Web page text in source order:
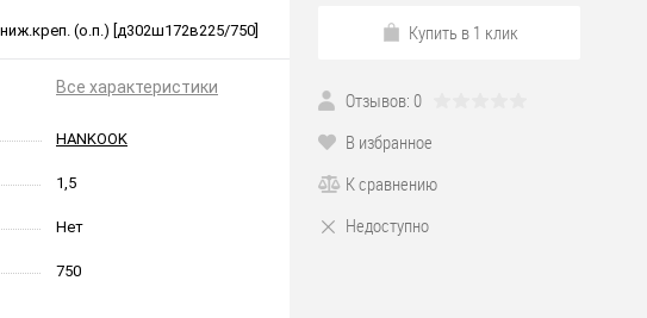
(о.п.) [д302ш172в225/750]
Все характеристики
HANKOOK
1,5
Нет
750
Купить в 1 клик
Отзывов: 0
В избранное
К сравнению
Недоступно